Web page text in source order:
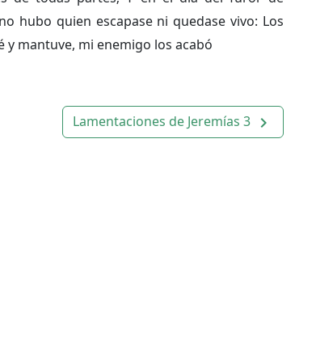
hubo quien escapase ni quedase vivo: Los
y mantuve, mi enemigo los acabó
Lamentaciones de Jeremías 3 navigate_next